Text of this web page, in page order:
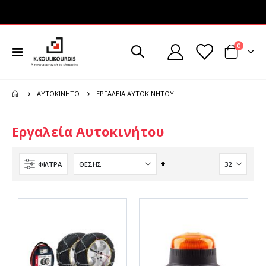
Εναλλαγή
Πλοήγησης
Cart
0
ΑΥΤΟΚΊΝΗΤΟ ΕΡΓΑΛΕΊΑ ΑΥΤΟΚΙΝΉΤΟΥ
Εργαλεία Αυτοκινήτου
ΦΊΛΤΡΑ
Φθίνουσα